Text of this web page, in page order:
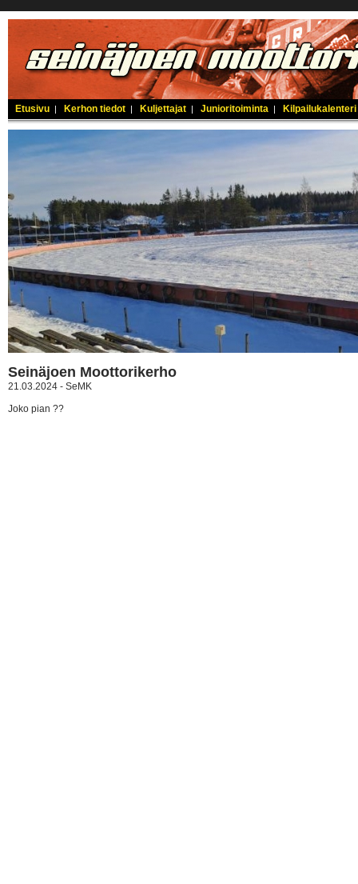
Etusivu | Kerhon tiedot | Kuljettajat | Junioritoiminta | Kilpailukalenteri
Seinäjoen Moottorikerho
21.03.2024 - SeMK
Joko pian ??